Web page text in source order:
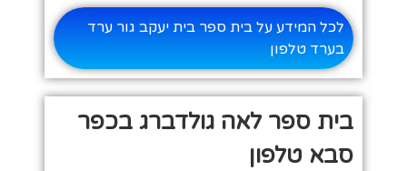
לכל המידע על בית ספר בית יעקב גור ערד
בערד טלפון
בית ספר לאה גולדברג בכפר
סבא טלפון